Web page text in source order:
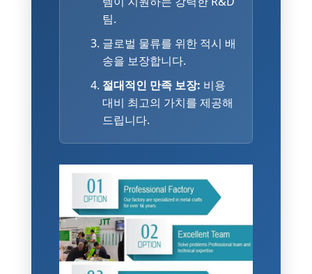
팀.
글로벌 물류를 위한 적시 배
송을 보장합니다.
절대적인 만족 보장: 비용
대비 최고의 가치를 제공해
드립니다.